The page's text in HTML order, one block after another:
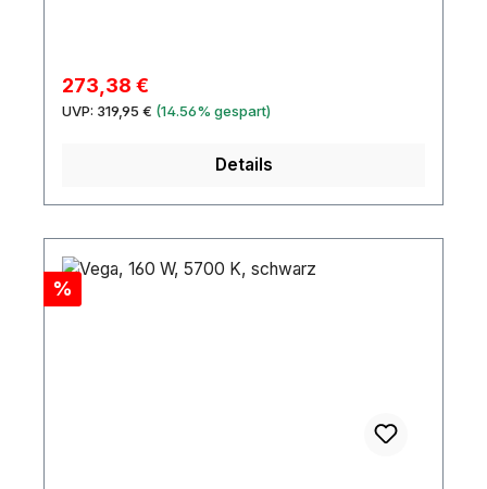
Verkaufspreis:
273,38 €
UVP: Regulärer Preis:
319,95 € (14.56% gespart)
Details
Rabatt
%